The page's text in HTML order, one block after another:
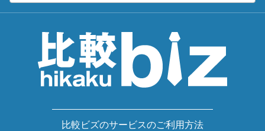
比較ビズのサービスのご利用方法